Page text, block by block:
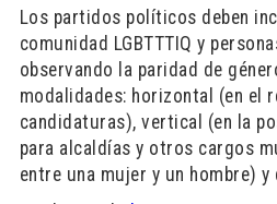
Los partidos políticos deben
comunidad LGBTTTIQ y
observando la paridad de
modalidades: horizontal (en el
candidaturas), vertical (en la
para alcaldías y otros cargos
entre una mujer y un hombre) y